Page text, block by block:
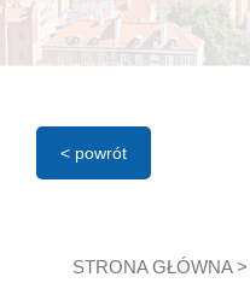
< powrót
STRONA GŁÓWNA>